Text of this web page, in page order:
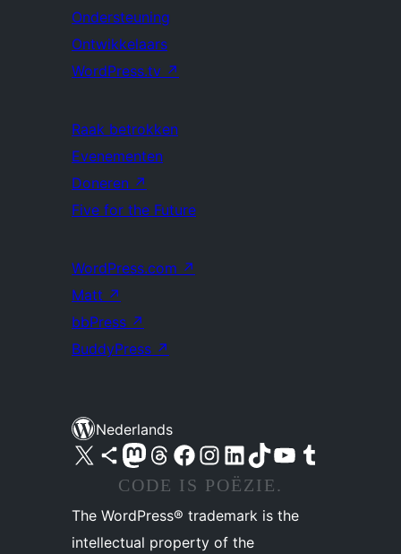
Ondersteuning
Ontwikkelaars
WordPress.tv ↗
Raak betrokken
Evenementen
Doneren ↗
Five for the Future
WordPress.com ↗
Matt ↗
bbPress ↗
BuddyPress ↗
Nederlands
Bezoek ons X (voorheen Twitter) account
Bezoek ons Bluesky account
Bezoek ons Mastodon account
Bezoek ons Threads account
Onze Facebook pagina bezoeken
Bezoek ons Instagram account
Bezoek ons LinkedIn account
Bezoek ons TikTok account
Bezoek ons YouTube kanaalBezoek ons Tumblr account
CODE IS POËZIE.
The WordPress® trademark is the
intellectual property of the